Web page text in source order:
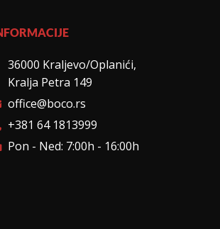
36000 Kraljevo/Oplanići,
Kralja Petra 149
office@boco.rs
+381 64 1813999
Pon - Ned: 7:00h - 16:00h